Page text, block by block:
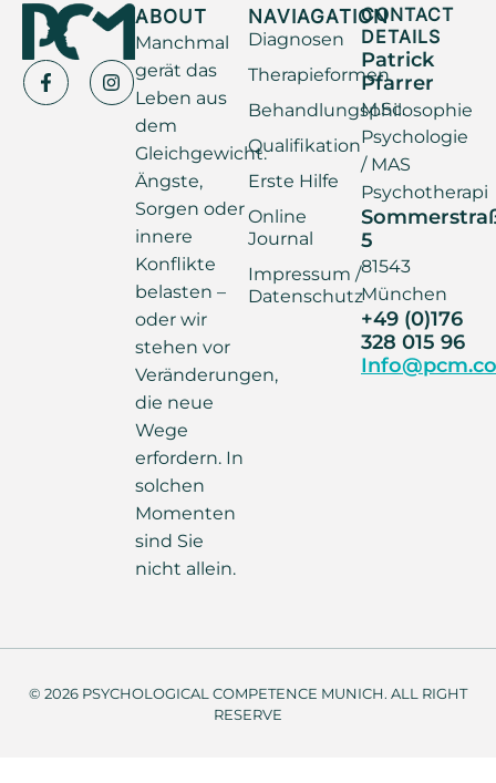
ABOUT
Manchmal
gerät das
Leben aus
dem
Gleichgewicht.
Ängste,
Sorgen oder
innere
Konflikte
belasten –
oder wir
stehen vor
Veränderungen,
die neue
Wege
erfordern. In
solchen
Momenten
sind Sie
nicht allein.
NAVIAGATION
Diagnosen
Therapieformen
Behandlungsphilosophie
Qualifikation
Erste Hilfe
Online
Journal
Impressum /
Datenschutz
CONTACT
DETAILS
Patrick
Pfarrer
M.Sc.
Psychologie
/ MAS
Psychotherapi
5
81543
München
+49 (0)176
328 015 96
© 2026 PSYCHOLOGICAL COMPETENCE MUNICH. ALL RIGHT
RESERVE